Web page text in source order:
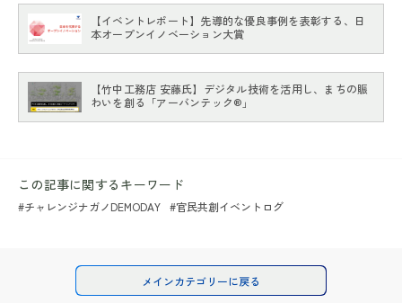
【イベントレポート】先導的な優良事例を表彰する、日
本オープンイノベーション大賞
【竹中工務店 安藤氏】デジタル技術を活用し、まちの賑
わいを創る「アーバンテック®」
この記事に関するキーワード
#チャレンジナガノDEMODAY #官民共創イベントログ
メインカテゴリーに戻る